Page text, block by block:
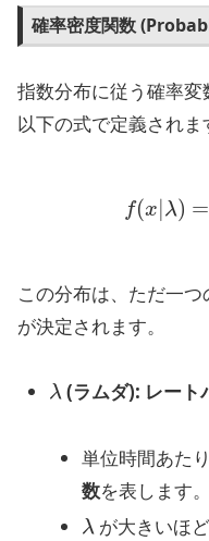
確率密度関数
指数分布に従う確率変
以下の式で定義されま
(x|
この分布は、ただ一
が決定されます。
λ
(ラムダ): レー
単位時間あた
数を表します。
λ
が大きいほ